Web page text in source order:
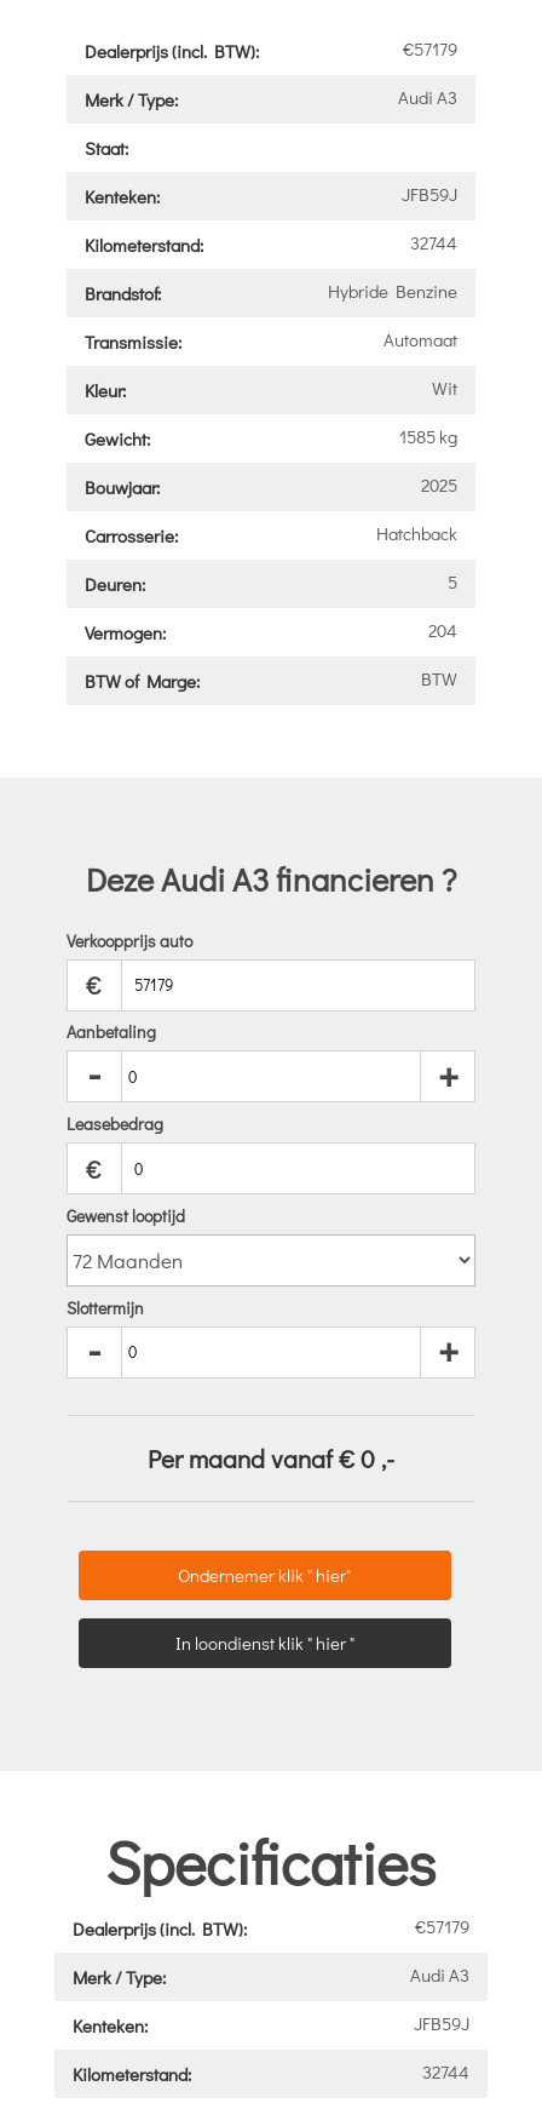
Dealerprijs (incl. BTW): €57179
Merk / Type: Audi A3
Staat:
Kenteken:
JFB59J
Kilometerstand: 32744
Brandstof: Hybride Benzine
Transmissie: Automaat
Kleur: Wit
Gewicht: 1585 kg
Bouwjaar: 2025
Carrosserie: Hatchback
Deuren: 5
Vermogen: 204
BTW of Marge: BTW
Deze Audi A3 financieren ?
Verkoopprijs auto
€
Aanbetaling
- +
Leasebedrag
€
Gewenst looptijd
Slottermijn
- +
Per maand vanaf €0 ,-
Ondernemer klik " hier"
In loondienst klik " hier "
Specificaties
Dealerprijs (incl. BTW): €57179
Merk / Type: Audi A3
Kenteken: JFB59J
Kilometerstand:
32744